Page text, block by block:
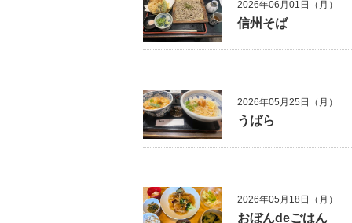
2026年06月01日（月）
信州そば
2026年05月25日（月）
うばら
2026年05月18日（月）
おぼんdeごはん